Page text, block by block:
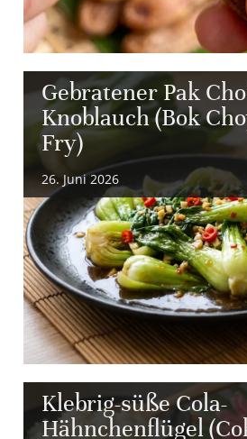
Gebratener Pak
Knoblauch (Bok
Fry)
26. Juni 2026
Klebrig-süße Cola-
Hähnchenflügel